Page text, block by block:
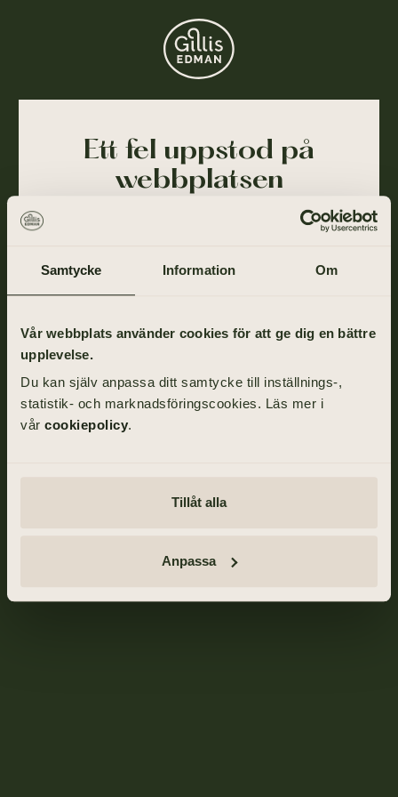
Samtycke Information Om
Vår webbplats använder cookies för att ge dig en bättre
upplevelse.
Du kan själv anpassa ditt samtycke till inställnings-,
statistik- och marknadsföringscookies. Läs mer i
vår cookiepolicy.
Tillåt alla
Anpassa
Ett fel uppstod på
webbplatsen
Ajdå! Vår webbplats stötte på ett tillfälligt fel och
rapporterat till oss och vi arbetar på att lösa det så
Gå tillbaka till startsidan om du vill fortsätta ditt
besök eller ring oss på
031-355 40 00
TILL STARTSIDAN